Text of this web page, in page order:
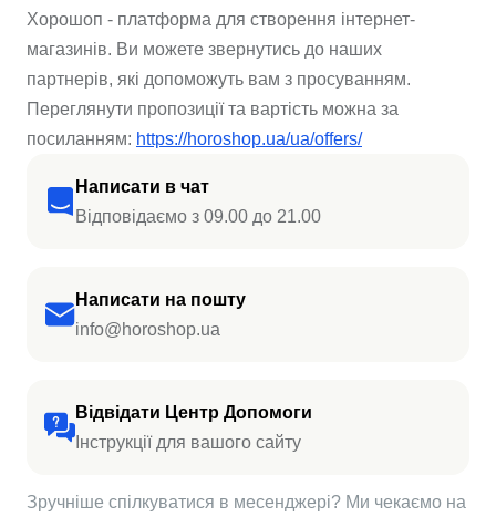
Написати в чат
Відповідаємо з 09.00 до 21.00
Написати на пошту
info@horoshop.ua
Відвідати Центр Допомоги
Інструкції для вашого сайту
Зручніше спілкуватися в месенджері? Ми чекаємо на
Хорошоп - платформа для створення інтернет-
магазинів. Ви можете звернутись до наших
партнерів, які допоможуть вам з просуванням.
Переглянути пропозиції та вартість можна за
посиланням: https://horoshop.ua/ua/offers/